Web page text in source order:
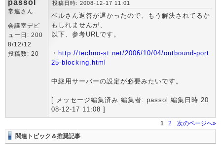
passol
常連さん
会議室デビ
ュー日: 200
8/12/12
投稿数: 20
投稿日時: 2008-12-17 11:01
ベルさん返答が遅かったので、もう解決されてるか
もしれませんが、
以下、参考URLです。
・ http://techno-st.net/2006/10/04/outbound-port
25-blocking.html
中継用サーバーの設定が必要みたいです。
[ メッセージ編集済み 編集者: passol 編集日時 20
08-12-17 11:08 ]
1 2
次のページへ»
関連トピック＆推奨記事